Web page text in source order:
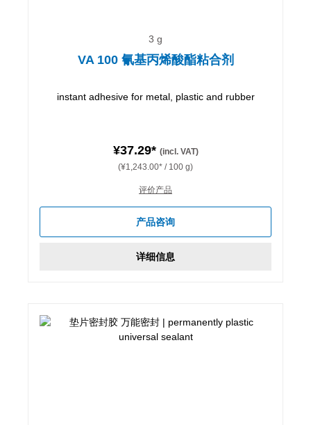
3 g
VA 100 氰基丙烯酸酯粘合剂
instant adhesive for metal, plastic and rubber
¥37.29* (incl. VAT)
(¥1,243.00* / 100 g)
评价产品
产品咨询
详细信息